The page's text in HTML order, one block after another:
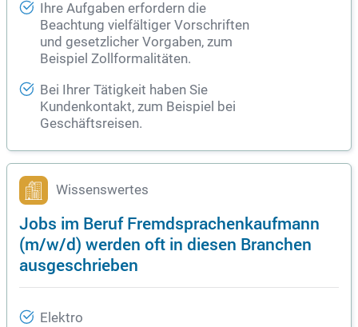
Ihre Aufgaben erfordern die
Beachtung vielfältiger Vorschriften
und gesetzlicher Vorgaben, zum
Beispiel Zollformalitäten.
Bei Ihrer Tätigkeit haben Sie
Kundenkontakt, zum Beispiel bei
Geschäftsreisen.
Wissenswertes
Jobs im Beruf Fremdsprachenkaufmann
(m/w/d) werden oft in diesen Branchen
ausgeschrieben
Elektro